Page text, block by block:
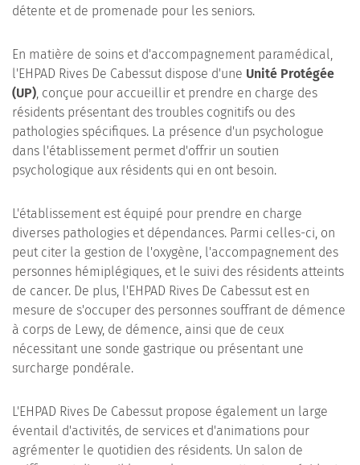
détente et de promenade pour les seniors.
En matière de soins et d'accompagnement paramédical,
l'EHPAD Rives De Cabessut dispose d'une Unité Protégée
(UP), conçue pour accueillir et prendre en charge des
résidents présentant des troubles cognitifs ou des
pathologies spécifiques. La présence d'un psychologue
dans l'établissement permet d'offrir un soutien
psychologique aux résidents qui en ont besoin.
L'établissement est équipé pour prendre en charge
diverses pathologies et dépendances. Parmi celles-ci, on
peut citer la gestion de l'oxygène, l'accompagnement des
personnes hémiplégiques, et le suivi des résidents atteints
de cancer. De plus, l'EHPAD Rives De Cabessut est en
mesure de s'occuper des personnes souffrant de démence
à corps de Lewy, de démence, ainsi que de ceux
nécessitant une sonde gastrique ou présentant une
surcharge pondérale.
L'EHPAD Rives De Cabessut propose également un large
éventail d'activités, de services et d'animations pour
agrémenter le quotidien des résidents. Un salon de